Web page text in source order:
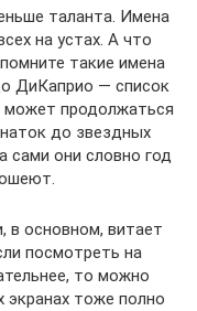
таланта. Имена
на устах. А что
такие имена
ДиКаприо — список
может продолжаться
до звездных
сами они словно год
в основном, витает
посмотреть на
то можно
экранах тоже полно